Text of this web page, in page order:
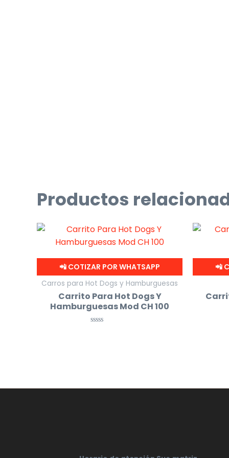
Productos
📲 COTIZAR POR WHATSAPP
Carros para Hot Dogs y Hamburguesas
Carrito Para Hot Dogs Y
Hamburguesas Mod CH 100
📲